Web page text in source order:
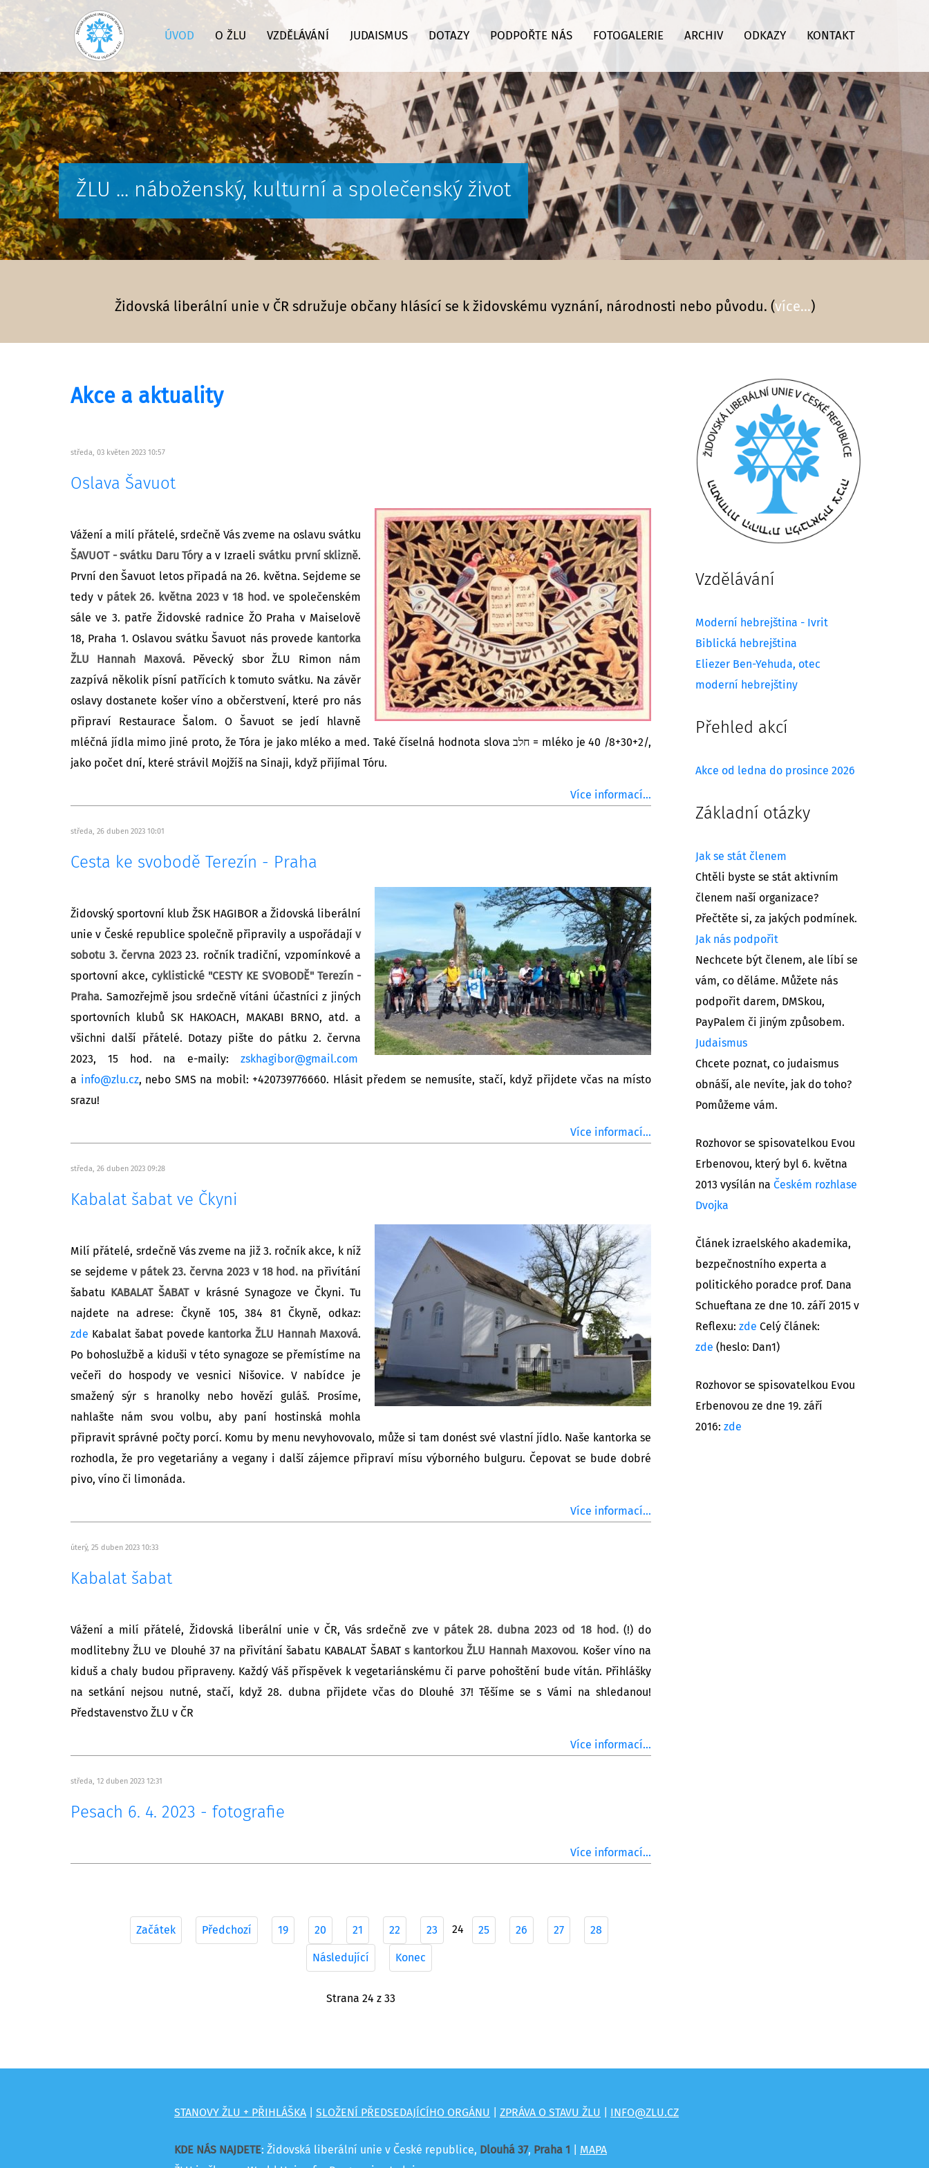
ŽLU ... náboženský, kulturní a společenský život
Židovská liberální unie v ČR sdružuje občany hlásící se k židovskému vyznání, národnosti nebo původu. (více...)
ÚVOD O ŽLU VZDĚLÁVÁNÍ JUDAISMUS DOTAZY PODPOŘTE NÁS FOTOGALERIE ARCHIV ODKAZY KONTAKT
Akce a aktuality
středa, 03 květen 2023 10:57
Oslava Šavuot
Vážení a milí přátelé, srdečně Vás zveme na oslavu svátku
ŠAVUOT - svátku Daru Tórya v Izraeli svátku první sklizně.
První den Šavuot letos připadá na 26. května. Sejdeme se
tedy v pátek 26. května 2023 v 18 hod.ve společenském
sále ve 3. patře Židovské radnice ŽO Praha v Maiselově
18, Praha 1. Oslavou svátku Šavuot nás provede kantorka
ŽLU Hannah Maxová. Pěvecký sbor ŽLU Rimon nám
zazpívá několik písní patřících k tomuto svátku. Na závěr
oslavy dostanete košer víno a občerstvení, které pro nás
připraví Restaurace Šalom. O Šavuot se jedí hlavně
mléčná jídla mimo jiné proto, že Tóra je jako mléko a med. Také číselná hodnota slova חלב = mléko je 40 /8+30+2/,
jako počet dní, které strávil Mojžíš na Sinaji, když přijímal Tóru.
Více informací...
středa, 26 duben 2023 10:01
Cesta ke svobodě Terezín - Praha
Židovský sportovní klub ŽSK HAGIBOR a Židovská liberální
unie v České republice společně připravily a uspořádají v
sobotu 3. června 202323. ročník tradiční, vzpomínkové a
sportovní akce, cyklistické "CESTY KE SVOBODĚ" Terezín -
Praha. Samozřejmě jsou srdečně vítáni účastníci z jiných
sportovních klubů SK HAKOACH, MAKABI BRNO, atd. a
všichni další přátelé. Dotazy pište do pátku 2. června
2023, 15 hod. na e-maily: zskhagibor@gmail.com
a info@zlu.cz, nebo SMS na mobil: +420739776660. Hlásit předem se nemusíte, stačí, když přijdete včas na místo
srazu!
Více informací...
středa, 26 duben 2023 09:28
Kabalat šabat ve Čkyni
Milí přátelé, srdečně Vás zveme na již 3. ročník akce, k níž
se sejdeme v pátek 23. června 2023 v 18 hod. na přivítání
šabatu
KABALAT ŠABATv krásné Synagoze ve Čkyni. Tu
najdete na adrese: Čkyně 105, 384 81 Čkyně, odkaz:
zde Kabalat šabat povede kantorka ŽLU Hannah Maxová.
Po bohoslužbě a kiduši v této synagoze se přemístíme na
večeři do hospody ve vesnici Nišovice. V nabídce je
smažený sýr s hranolky nebo hovězí guláš. Prosíme,
nahlašte nám svou volbu, aby paní hostinská mohla
připravit správné počty porcí. Komu by menu nevyhovovalo, může si tam donést své vlastní jídlo. Naše kantorka se
rozhodla, že pro vegetariány a vegany i další zájemce připraví mísu výborného bulguru. Čepovat se bude dobré
pivo, víno či limonáda.
Více informací...
úterý, 25 duben 2023 10:33
Kabalat šabat
Vážení a milí přátelé, Židovská liberální unie v ČR, Vás srdečně zve v pátek 28. dubna 2023 od 18 hod.(!) do
modlitebny ŽLU ve Dlouhé 37 na přivítání šabatu KABALAT ŠABAT s kantorkou ŽLU Hannah Maxovou. Košer víno na
kiduš a chaly budou připraveny. Každý Váš příspěvek k vegetariánskému či parve pohoštění bude vítán. Přihlášky
na setkání nejsou nutné, stačí, když 28. dubna přijdete včas do Dlouhé 37! Těšíme se s Vámi na shledanou!
Představenstvo ŽLU v ČR
Více informací...
středa, 12 duben 2023 12:31
Pesach 6. 4. 2023 - fotografie
Více informací...
Začátek Předchozí 19 20 21 22 23 24 25 26 27 28
Následující Konec
Strana 24 z 33
Vzdělávání
Moderní hebrejština - Ivrit
Biblická hebrejština
Eliezer Ben-Yehuda, otec
moderní hebrejštiny
Přehled akcí
Akce od ledna do prosince 2026
Základní otázky
Jak se stát členem
Chtěli byste se stát aktivním
členem naší organizace?
Přečtěte si, za jakých podmínek.
Jak nás podpořit
Nechcete být členem, ale líbí se
vám, co děláme. Můžete nás
podpořit darem, DMSkou,
PayPalem či jiným způsobem.
Judaismus
Chcete poznat, co judaismus
obnáší, ale nevíte, jak do toho?
Pomůžeme vám.
Rozhovor se spisovatelkou Evou
Erbenovou, který byl 6. května
2013 vysílán na Českém rozhlase
Dvojka
Článek izraelského akademika,
bezpečnostního experta a
politického poradce prof. Dana
Schueftana ze dne 10. září 2015 v
Reflexu: zde Celý článek:
zde (heslo: Dan1)
Rozhovor se spisovatelkou Evou
Erbenovou ze dne 19. září
2016: zde
STANOVY ŽLU + PŘIHLÁŠKA SLOŽENÍ PŘEDSEDAJÍCÍHO ORGÁNU ZPRÁVA O STAVU ŽLU INFO@ZLU.CZ
KDE NÁS NAJDETE: Židovská liberální unie v České republice, Dlouhá 37, Praha 1
MAPA